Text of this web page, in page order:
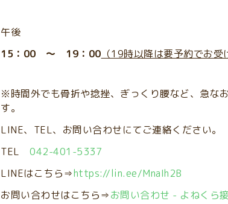
午後
15：00 ～ 19：00 （19時以降は要予約でお受
※時間外でも骨折や捻挫、ぎっくり腰など、急な
す。
LINE、TEL、お問い合わせにてご連絡ください。
TEL 042-401-5337
LINEはこちら⇒https://lin.ee/MnaIh2B
お問い合わせはこちら⇒お問い合わせ - よねくら